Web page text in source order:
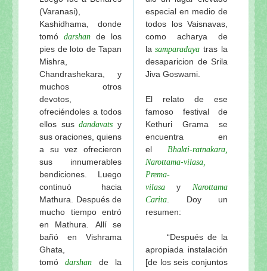
(Varanasi),
Kashidhama, donde
tomó darshan de los
pies de loto de Tapan
Mishra,
Chandrashekara, y
muchos otros
devotos,
ofreciéndoles a todos
ellos sus dandavats y
sus oraciones, quiens
a su vez ofrecieron
sus innumerables
bendiciones. Luego
continuó hacia
Mathura. Después de
mucho tiempo entró
en Mathura. Allí se
bañó en Vishrama
Ghata,
tomó darshan de la
especial en medio de
todos los Vaisnavas,
como acharya de
la samparadaya tras la
desaparicion de Srila
Jiva Goswami.
El relato de ese
famoso festival de
Kethuri Grama se
encuentra en
el Bhakti-ratnakara,
Narottama-vilasa,
Prema-
vilasa y Narottama
Carita . Doy un
resumen:
“Después de la
apropiada instalación
[de los seis conjuntos